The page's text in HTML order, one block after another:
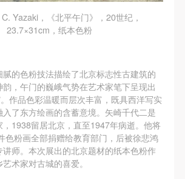
Yazaki，《北平午门》，20世纪，
23.7×31cm，纸本色粉
腻的色粉技法描绘了北京标志性古建筑的
，午门的巍峨气势在艺术家笔下呈现出
作品色彩温暖而层次丰富，既具西洋写实
了东方绘画的含蓄意境。矢崎千代二是
，1938留居北京，直至1947年病逝。他将
色粉画全部捐赠给教育部门，后被徐悲鸿
师。本次展出的北京题材的纸本色粉作
术家对古城的喜爱。
甲乙双方签字（盖章）、勾选之日
一份，均具有同等法律效力。
接受并承担本协议的全部义务，未
参加此次活动的权利。凡参加这次
与自己的家属沟通，取得家属同
意本免责声明。参加者签名/勾选
已知晓并同意。
甲乙双方签字（盖章）、勾选之日
一份，均具有同等法律效力。
接受并承担本协议的全部义务，未
参加此次活动的权利。凡参加这次
与自己的家属沟通，取得家属同
意本免责声明。参加者签名/勾选
已知晓并同意。
甲乙双方签字（盖章）、勾选之日
一份，均具有同等法律效力。
接受并承担本协议的全部义务，未
参加此次活动的权利。凡参加这次
与自己的家属沟通，取得家属同
意本免责声明。参加者签名/勾选
已知晓并同意。